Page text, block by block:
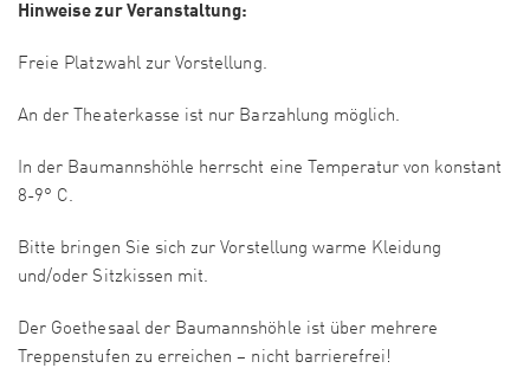
Hinweise zur Veranstaltung:
Freie Platzwahl zur Vorstellung.
An der Theaterkasse ist nur Barzahlung möglich.
In der Baumannshöhle herrscht eine Temperatur von konstant
8-9° C.
Bitte bringen Sie sich zur Vorstellung warme Kleidung
und/oder Sitzkissen mit.
Der Goethesaal der Baumannshöhle ist über mehrere
Treppenstufen zu erreichen – nicht barrierefrei!